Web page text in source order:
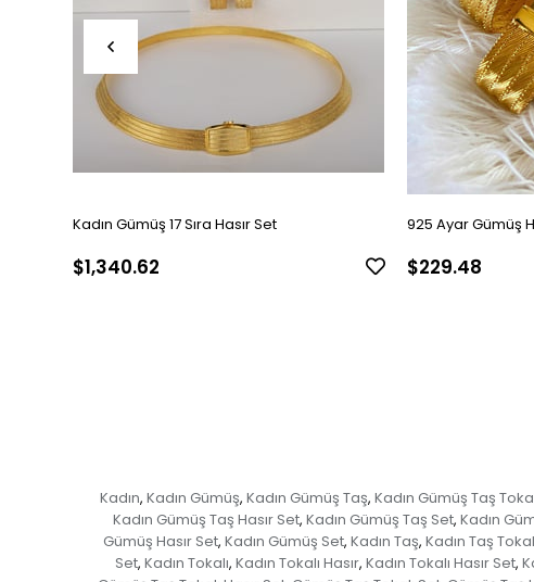
Kadın Gümüş 17 Sıra Hasır Set
$1,340.62
925 Ayar Gümüş
$229.48
Kadın, Kadın Gümüş, Kadın Gümüş Taş, Kadın Gümüş Taş
Kadın Gümüş Taş Hasır Set, Kadın Gümüş Taş Set, Kadın
Gümüş Hasır Set, Kadın Gümüş Set, Kadın Taş, Kadın Taş
Set, Kadın Tokalı, Kadın Tokalı Hasır, Kadın Tokalı Hasır Set,